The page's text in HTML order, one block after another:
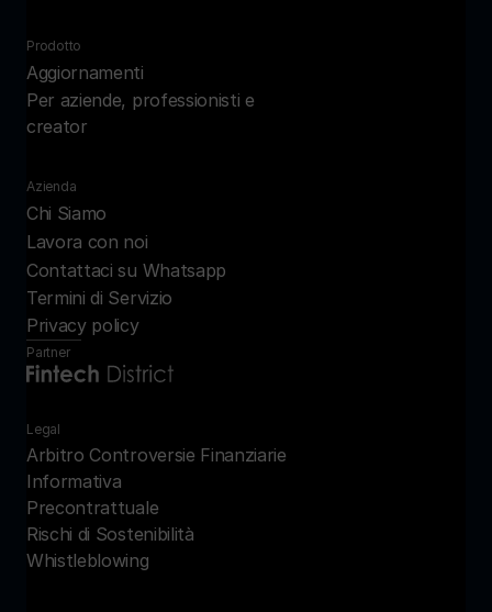
Prodotto
Aggiornamenti
Per aziende, professionisti e
creator
Azienda
Chi Siamo
Lavora con noi
Contattaci su Whatsapp
Termini di Servizio
Privacy policy
Partner
Legal
Arbitro Controversie Finanziarie
Informativa
Precontrattuale
Rischi di Sostenibilità
Whistleblowing